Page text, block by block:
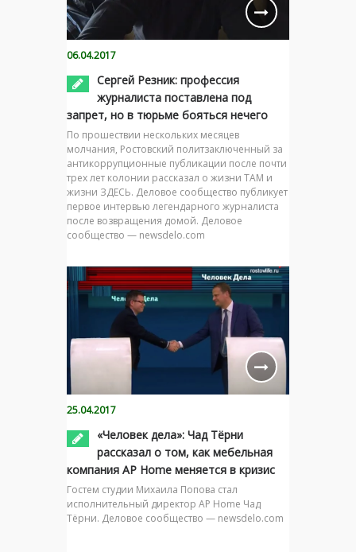
06.04.2017
Сергей Резник: профессия
журналиста поставлена под
запрет, но в тюрьме бояться нечего
По прошествии нескольких месяцев
молчания, Ростовский политзаключенный за
антикоррупционные публикации после почти
трех лет колонии рассказал о жизни ТАМ и
жизни ЗДЕСЬ. Деловое сообщество публикует
первое интервью легендарного журналиста
после возвращения домой. Деловое
сообщество — newsdelo.com
25.04.2017
«Человек дела»: Чад Тёрни
рассказал о том, как мебельная
компания AP Home меняется в кризис
Гостем студии Михаила Попова стал
исполнительный директор AP Home Чад
Тёрни. Деловое сообщество — newsdelo.com